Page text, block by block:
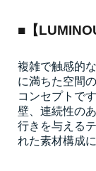
■【
複雑で触感的
に満ちた空間
コンセプトで
壁、連続性の
行きを与える
れた素材構成